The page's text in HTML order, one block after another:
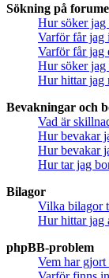
Sökning på
Hur söker jag
Varför får jag
Varför får jag
Hur söker jag
Hur hittar jag
Bevakningar och
Vad är
Hur bevakar
Hur bevakar
Hur tar jag
Bilagor
Vilka bilagor
Hur hittar jag
phpBB-problem
Vem har gjort